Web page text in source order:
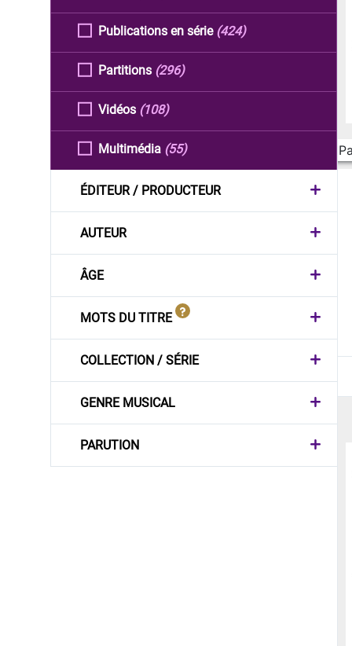
Publications en série (424)
Partitions (296)
Vidéos (108)
Multimédia (55)
ÉDITEUR / PRODUCTEUR
AUTEUR
ÂGE
MOTS DU TITRE
COLLECTION / SÉRIE
GENRE MUSICAL
PARUTION